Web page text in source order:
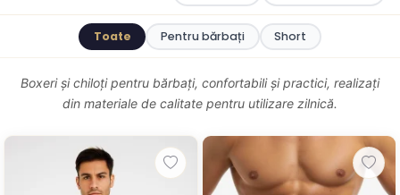
Toate Pentru bărbați Short
Boxeri și chiloți pentru bărbați, confortabili și practici, realizați
din materiale de calitate pentru utilizare zilnică.